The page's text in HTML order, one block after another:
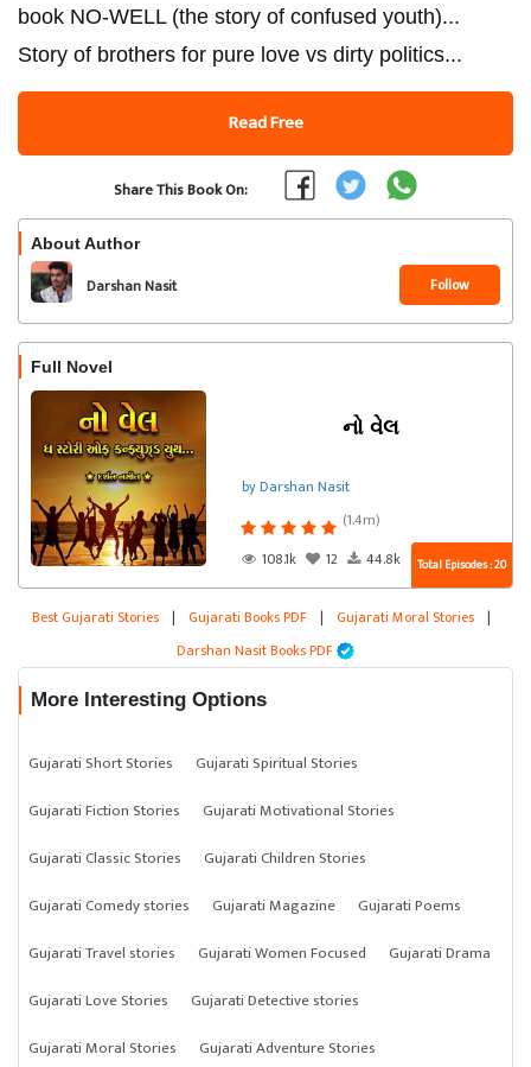
book NO-WELL (the story of confused youth)...
Story of brothers for pure love vs dirty politics...
Read Free
Share This Book On:
About Author
Darshan Nasit Follow
Full Novel
નો વેલ
by Darshan Nasit
(1.4m)
108.1k
12 44.8k Total Episodes : 20
Best Gujarati Stories | Gujarati Books PDF | Gujarati Moral Stories |
Darshan Nasit Books PDF
More Interesting Options
Gujarati Short Stories
Gujarati Spiritual Stories
Gujarati Fiction Stories
Gujarati Motivational Stories
Gujarati Classic Stories
Gujarati Children Stories
Gujarati Comedy stories
Gujarati Magazine
Gujarati Poems
Gujarati Travel stories
Gujarati Women Focused
Gujarati Drama
Gujarati Love Stories
Gujarati Detective stories
Gujarati Moral Stories
Gujarati Adventure Stories